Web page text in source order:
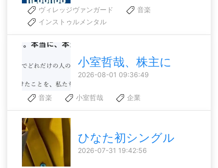
ヴィレッジヴァンガード
音楽
インストゥルメンタル
小室哲哉、株主に
2026-08-01 09:36:49
音楽 小室哲哉 企業
ひなた初シングル
2026-07-31 19:42:56